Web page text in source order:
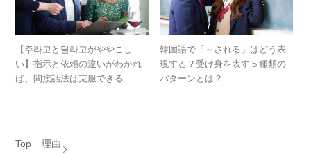
【주라고と달라고がややこし
い】指示と依頼の違いがわかれ
ば、間接話法は克服できる
韓国語で「～される」はどう表
現する？受け身を表す５種類の
パターンとは？
Top 理由